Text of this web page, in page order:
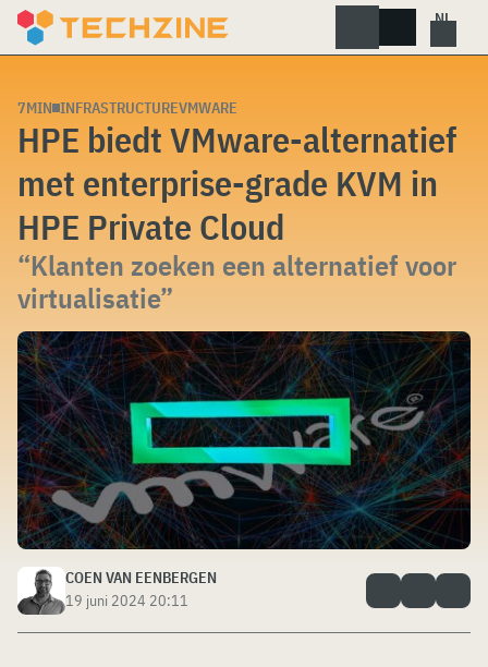
Skip
7MIN INFRASTRUCTUREVMWARE
HPE biedt VMware-alternatief
met enterprise-grade KVM in
HPE Private Cloud
“Klanten zoeken een alternatief voor
virtualisatie”
COEN VAN EENBERGEN
19 juni 2024 20:11